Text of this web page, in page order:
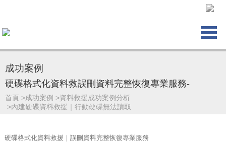
成功案例
硬碟格式化資料救誤刪資料完整恢復專業服務-
首頁 >成功案例 >資料救援成功案例分析
>內建硬碟資料救援｜行動硬碟無法讀取
硬碟格式化資料救援｜誤刪資料完整恢復專業服務